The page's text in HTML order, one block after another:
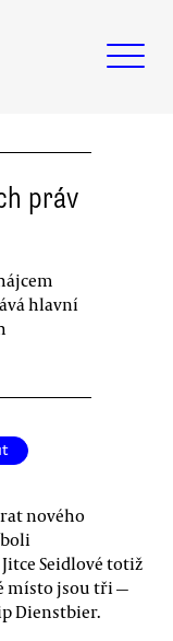
práv
hlavní
nového
Seidlové totiž
místo jsou tři —
Dienstbier.